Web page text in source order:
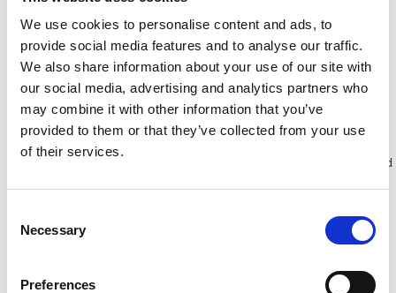
We use cookies to personalise content and ads, to
provide social media features and to analyse our traffic.
We also share information about your use of our site with
our social media, advertising and analytics partners who
may combine it with other information that you’ve
provided to them or that they’ve collected from your use
of their services.
Selection
Necessary
Preferences
€2.149,00 €2.655,47
Excl. Btw
Bekijk product
€2.269,00 €2.806,62
Excl. Btw
Bekijk product
Gratis verzending in Nederland